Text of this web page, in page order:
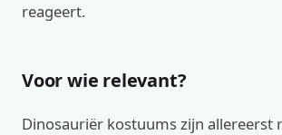
reageert.
Voor wie relevant?
Dinosauriër kostuums zijn allereerst